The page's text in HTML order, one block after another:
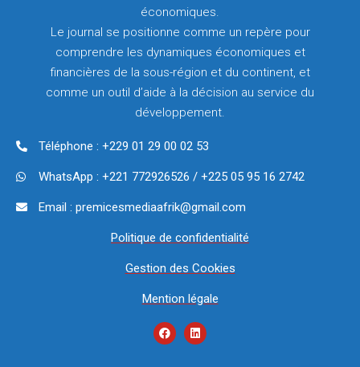
économiques.
Le journal se positionne comme un repère pour
comprendre les dynamiques économiques et
financières de la sous-région et du continent, et
comme un outil d’aide à la décision au service du
développement.
Téléphone : +229 01 29 00 02 53
WhatsApp : +221 772926526 / +225 05 95 16 2742
Email : premicesmediaafrik@gmail.com
Politique de confidentialité
Gestion des Cookies
Mention légale